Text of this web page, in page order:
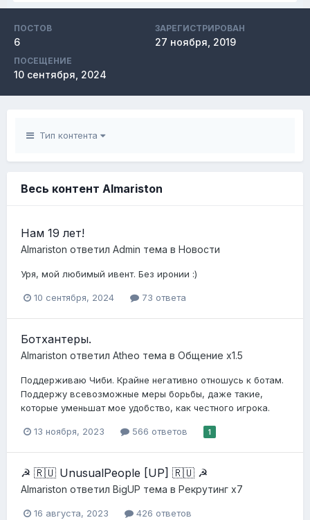
ПОСТОВ
6
ЗАРЕГИСТРИРОВАН
27 ноября, 2019
ПОСЕЩЕНИЕ
10 сентября, 2024
Тип контента
Весь контент Almariston
Нам 19 лет!
Almariston ответил Admin тема в Новости
Уря, мой любимый ивент. Без иронии :)
10 сентября, 2024 73 ответа
Ботхантеры.
Almariston ответил Atheo тема в Общение x1.5
Поддерживаю Чиби. Крайне негативно отношусь к ботам.
Поддержу всевозможные меры борьбы, даже такие,
которые уменьшат мое удобство, как честного игрока.
13 ноября, 2023 566 ответов 1
☭ 🇷🇺 UnusualPeople [UP] 🇷🇺 ☭
Almariston ответил BigUP тема в Рекрутинг х7
16 августа, 2023 426 ответов